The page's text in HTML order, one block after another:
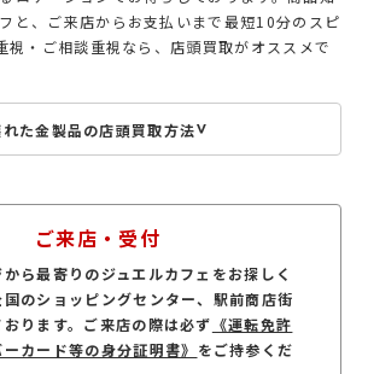
と、ご来店からお支払いまで最短10分のスピ
視・ご相談重視なら、店頭買取がオススメで
た金製品の店頭買取方法
ご来店・受付
ら最寄りのジュエルカフェをお探しく
のショッピングセンター、駅前商店街
ります。ご来店の際は必ず 《運転免許
カード等の身分証明書》 をご持参くだ